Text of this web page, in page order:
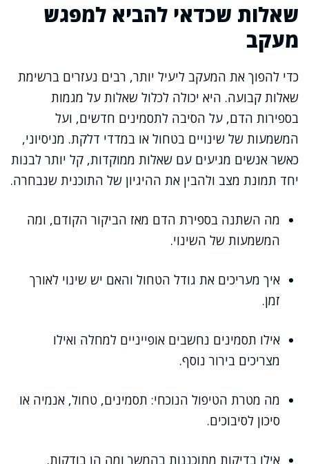
שאלות שכדאי להביא למפגש
מעקב
כדי להפוך את המעקב ליעיל יותר, רבים נעזרים ברשימת
שאלות קבועה. היא יכולה לכלול שאלות על מגמות
בספירות הדם, על הסיבה לתסמינים חדשים, ועל
המשמעות של שינויים בטחול או במדדי דלקת. מניסיוני,
כאשר אנשים מגיעים עם שאלות ממוקדות, קל יותר לבנות
יחד תמונת מצב ולהבין את ההיגיון של התוכנית שנבחרה.
מה השתנה בספירת הדם מאז הביקור הקודם, ומה
המשמעות של השינוי.
איך מעריכים את גודל הטחול והאם יש שינוי לאורך
זמן.
אילו תסמינים נחשבים אופייניים למחלה ואילו
מצריכים בירור נוסף.
מה מטרת הטיפול הנוכחי: תסמינים, טחול, אנמיה או
סיכון לסיבוכים.
אילו בדיקות מתוכננות בהמשך ומה הן בודקות.